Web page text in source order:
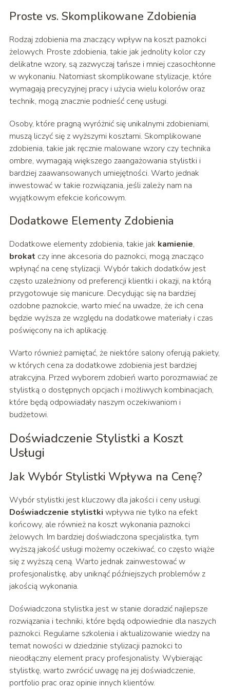
Proste vs. Skomplikowane Zdobienia
Rodzaj zdobienia ma znaczący wpływ na koszt paznokci
żelowych. Proste zdobienia, takie jak jednolity kolor czy
delikatne wzory, są zazwyczaj tańsze i mniej czasochłonne
w wykonaniu. Natomiast skomplikowane stylizacje, które
wymagają precyzyjnej pracy i użycia wielu kolorów oraz
technik, mogą znacznie podnieść cenę usługi.
Osoby, które pragną wyróżnić się unikalnymi zdobieniami,
muszą liczyć się z wyższymi kosztami. Skomplikowane
zdobienia, takie jak ręcznie malowane wzory czy technika
ombre, wymagają większego zaangażowania stylistki i
bardziej zaawansowanych umiejętności. Warto jednak
inwestować w takie rozwiązania, jeśli zależy nam na
wyjątkowym efekcie końcowym.
Dodatkowe Elementy Zdobienia
Dodatkowe elementy zdobienia, takie jak kamienie,
brokat czy inne akcesoria do paznokci, mogą znacząco
wpłynąć na cenę stylizacji. Wybór takich dodatków jest
często uzależniony od preferencji klientki i okazji, na którą
przygotowuje się manicure. Decydując się na bardziej
ozdobne paznokcie, warto mieć na uwadze, że ich cena
będzie wyższa ze względu na dodatkowe materiały i czas
poświęcony na ich aplikację.
Warto również pamiętać, że niektóre salony oferują pakiety,
w których cena za dodatkowe zdobienia jest bardziej
atrakcyjna. Przed wyborem zdobień warto porozmawiać ze
stylistką o dostępnych opcjach i możliwych kombinacjach,
które będą odpowiadały naszym oczekiwaniom i
budżetowi.
Doświadczenie Stylistki a Koszt
Usługi
Jak Wybór Stylistki Wpływa na Cenę?
Wybór stylistki jest kluczowy dla jakości i ceny usługi.
Doświadczenie stylistki wpływa nie tylko na efekt
końcowy, ale również na koszt wykonania paznokci
żelowych. Im bardziej doświadczona specjalistka, tym
wyższą jakość usługi możemy oczekiwać, co często wiąże
się z wyższą ceną. Warto jednak zainwestować w
profesjonalistkę, aby uniknąć późniejszych problemów z
jakością wykonania.
Doświadczona stylistka jest w stanie doradzić najlepsze
rozwiązania i techniki, które będą odpowiednie dla naszych
paznokci. Regularne szkolenia i aktualizowanie wiedzy na
temat nowości w dziedzinie stylizacji paznokci to
nieodłączny element pracy profesjonalisty. Wybierając
stylistkę, warto zwrócić uwagę na jej doświadczenie,
portfolio prac oraz opinie innych klientów.